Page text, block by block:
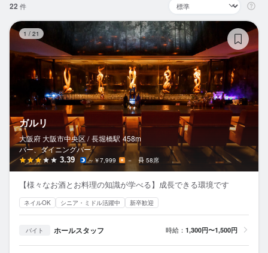
閲覧履歴
気になる求人
検索履歴・保存した条件
応募履歴
WEB履歴書
スカウト・メルマガ受信設定
ヘルプ・お問い合わせフォーム
掲載をご検討の店舗様へ
22 件
1 / 21
ガルリ
大阪府 大阪市中央区 / 長堀橋駅 458m
バー、ダイニングバー
3.39 ～￥7,999 － 58席
【様々なお酒とお料理の知識が学べる】成長できる環境です
ネイルOK シニア・ミドル活躍中 新卒歓迎
バイト ホールスタッフ 時給： 1,300円〜1,500円